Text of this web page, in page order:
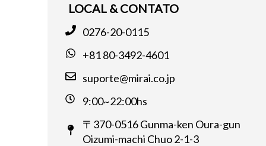
LOCAL & CONTATO
0276-20-0115
+81 80-3492-4601
suporte@mirai.co.jp
9:00~22:00hs
〒370-0516 Gunma-ken Oura-gun
Oizumi-machi Chuo 2-1-3